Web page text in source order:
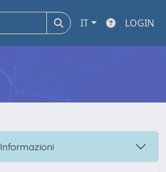
IT LOGIN
Informazioni